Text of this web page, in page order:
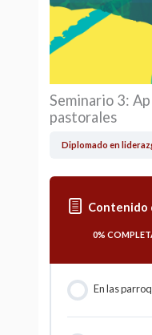
Seminario 3:
pastorales
Diplomado en
Contenido
0%
En las